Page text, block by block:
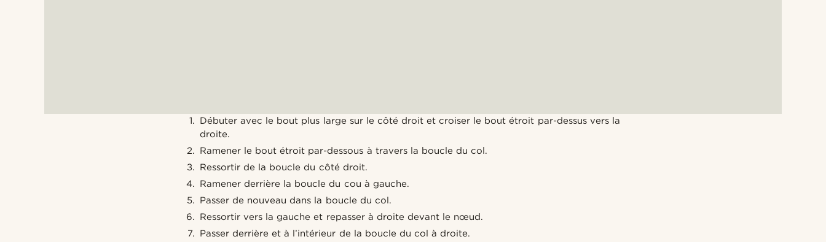
Débuter avec le bout plus large sur le côté droit et croiser le bout étroit par-dessus vers la
droite.
Ramener le bout étroit par-dessous à travers la boucle du col.
Ressortir de la boucle du côté droit.
Ramener derrière la boucle du cou à gauche.
Passer de nouveau dans la boucle du col.
Ressortir vers la gauche et repasser à droite devant le nœud.
Passer derrière et à l’intérieur de la boucle du col à droite.